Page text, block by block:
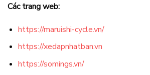
Các trang web:
https://maruishi-cycle.vn/
https://xedapnhatban.vn
https://somings.vn/